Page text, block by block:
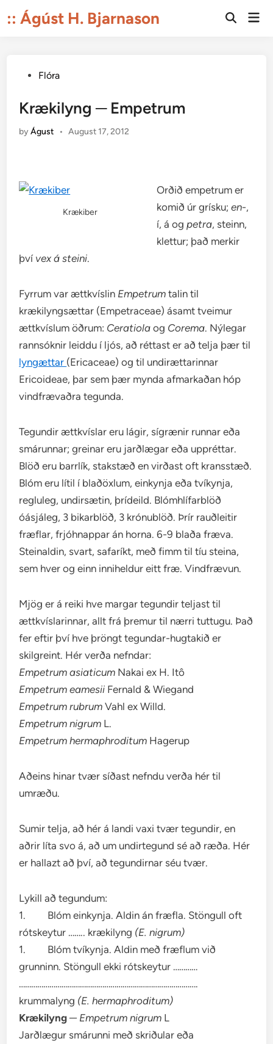
to:: Ágúst H. Bjarnason
Open
PostedFlóra
Krækilyng ─ Empetrum
byÁgust • August 17, 2012
Krækiber
Orðið empetrum er
komið úr grísku; en-,
í, á og petra, steinn,
klettur; það merkir
því vex á steini.
Fyrrum var ættkvíslin Empetrum talin til
krækilyngsættar (Empetraceae) ásamt tveimur
ættkvíslum öðrum: Ceratiola og Corema. Nýlegar
rannsóknir leiddu í ljós, að réttast er að telja þær til
lyngættar (Ericaceae) og til undirættarinnar
Ericoideae, þar sem þær mynda afmarkaðan hóp
vindfrævaðra tegunda.
Tegundir ættkvíslar eru lágir, sígrænir runnar eða
smárunnar; greinar eru jarðlægar eða uppréttar.
Blöð eru barrlík, stakstæð en virðast oft kransstæð.
Blóm eru lítil í blaðöxlum, einkynja eða tvíkynja,
regluleg, undirsætin, þrídeild. Blómhlífarblöð
óásjáleg, 3 bikarblöð, 3 krónublöð. Þrír rauðleitir
fræflar, frjóhnappar án horna. 6-9 blaða fræva.
Steinaldin, svart, safaríkt, með fimm til tíu steina,
sem hver og einn inniheldur eitt fræ. Vindfrævun.
Mjög er á reiki hve margar tegundir teljast til
ættkvíslarinnar, allt frá þremur til nærri tuttugu. Það
fer eftir því hve þröngt tegundar-hugtakið er
skilgreint. Hér verða nefndar:
Empetrum asiaticum Nakai ex H. Itô
Empetrum eamesii Fernald & Wiegand
Empetrum rubrum Vahl ex Willd.
Empetrum nigrum L.
Empetrum hermaphroditum Hagerup
Aðeins hinar tvær síðast nefndu verða hér til
umræðu.
Sumir telja, að hér á landi vaxi tvær tegundir, en
aðrir líta svo á, að um undirtegund sé að ræða. Hér
er hallazt að því, að tegundirnar séu tvær.
Lykill að tegundum:
1. Blóm einkynja. Aldin án fræfla. Stöngull oft
rótskeytur …….. krækilyng (E. nigrum)
1. Blóm tvíkynja. Aldin með fræflum við
grunninn. Stöngull ekki rótskeytur …………
…………………………………………………………………………….
krummalyng (E. hermaphroditum)
Krækilyng ─ Empetrum nigrum L
Jarðlægur smárunni með skriðular eða